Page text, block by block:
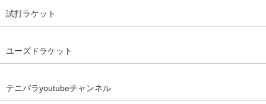
試打ラケット
ユーズドラケット
テニパラyoutubeチャンネル